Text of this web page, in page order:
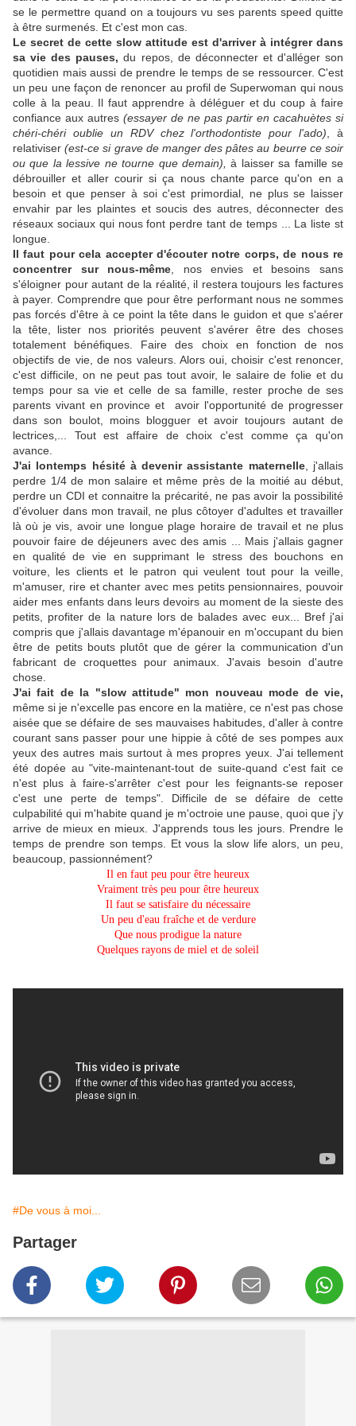
se le permettre quand on a toujours vu ses parents speed quitte
à être surmenés. Et c'est mon cas.
Le secret de cette slow attitude est d'arriver à intégrer dans
sa vie des pauses, du repos, de déconnecter et d'alléger son
quotidien mais aussi de prendre le temps de se ressourcer. C'est
un peu une façon de renoncer au profil de Superwoman qui nous
colle à la peau. Il faut apprendre à déléguer et du coup à faire
confiance aux autres (essayer de ne pas partir en cacahuètes si
chéri-chéri oublie un RDV chez l'orthodontiste pour l'ado) , à
relativiser(est-ce si grave de manger des pâtes au beurre ce soir
ou que la lessive ne tourne que demain),
à laisser sa famille se
débrouiller et aller courir si ça nous chante parce qu'on en a
besoin et que penser à soi c'est primordial, ne plus se laisser
envahir par les plaintes et soucis des autres, déconnecter des
réseaux sociaux qui nous font perdre tant de temps ... La liste st
longue.
Il faut pour cela accepter d'écouter notre corps, de nous re
concentrer sur nous-même , nos envies et besoins sans
s'éloigner pour autant de la réalité, il restera toujours les factures
à payer. Comprendre que pour être performant nous ne sommes
pas forcés d'être à ce point la tête dans le guidon et que s'aérer
la tête, lister nos priorités peuvent s'avérer être des choses
totalement bénéfiques. Faire des choix en fonction de nos
objectifs de vie, de nos valeurs. Alors oui, choisir c'est renoncer,
c'est difficile, on ne peut pas tout avoir, le salaire de folie et du
temps pour sa vie et celle de sa famille, rester proche de ses
parents vivant en province et avoir l'opportunité de progresser
dans son boulot, moins blogguer et avoir toujours autant de
lectrices,... Tout est affaire de choix c'est comme ça qu'on
avance.
J'ai lontemps hésité à devenir assistante maternelle, j'allais
perdre 1/4 de mon salaire et même près de la moitié au début,
perdre un CDI et connaitre la précarité, ne pas avoir la possibilité
d'évoluer dans mon travail, ne plus côtoyer d'adultes et travailler
là où je vis, avoir une longue plage horaire de travail et ne plus
pouvoir faire de déjeuners avec des amis ... Mais j'allais gagner
en qualité de vie en supprimant le stress des bouchons en
voiture, les clients et le patron qui veulent tout pour la veille,
m'amuser, rire et chanter avec mes petits pensionnaires, pouvoir
aider mes enfants dans leurs devoirs au moment de la sieste des
petits, profiter de la nature lors de balades avec eux... Bref j'ai
compris que j'allais davantage m'épanouir en m'occupant du bien
être de petits bouts plutôt que de gérer la communication d'un
fabricant de croquettes pour animaux. J'avais besoin d'autre
chose.
J'ai fait de la "slow attitude" mon nouveau mode de vie,
même si je n'excelle pas encore en la matière, ce n'est pas chose
aisée que se défaire de ses mauvaises habitudes, d'aller à contre
courant sans passer pour une hippie à côté de ses pompes aux
yeux des autres mais surtout à mes propres yeux. J'ai tellement
été dopée au "vite-maintenant-tout de suite-quand c'est fait ce
n'est plus à faire-s'arrêter c'est pour les feignants-se reposer
c'est une perte de temps". Difficile de se défaire de cette
culpabilité qui m'habite quand je m'octroie une pause, quoi que j'y
arrive de mieux en mieux. J'apprends tous les jours. Prendre le
temps de prendre son temps. Et vous la slow life alors, un peu,
beaucoup, passionnément?
Il en faut peu pour être heureux
Vraiment très peu pour être heureux
Il faut se satisfaire du nécessaire
Un peu d'eau fraîche et de verdure
Que nous prodigue la nature
Quelques rayons de miel et de soleil
#De vous à moi...
Partager